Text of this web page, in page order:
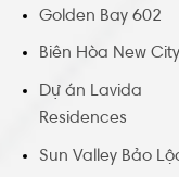
Golden Bay 602
Biên Hòa New City
Dự án Lavida
Residences
Sun Valley Bảo